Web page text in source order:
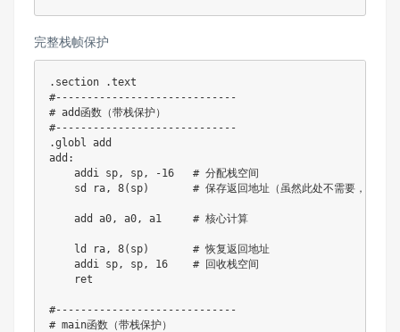
完整栈帧保护
. section .text
#-- -- -- -- -- -- -- -- -- -- -- -- -- -- -
# add函数（带栈保护）
#-- -- -- -- -- -- -- -- -- -- -- -- -- -- -
.globl add
add :
    addi sp
, sp, -16
   # 分配栈空间
    sd ra
, 8( sp)
# 保存返回地址（虽然此处不需要，但演示
    add a0
, a0, a1     # 核心计算
    ld ra
, 8( sp)
       # 恢复返回地址
    addi sp
, sp, 16
    # 回收栈空间
    ret
#-- -- -- -- -- -- -- -- -- -- -- -- -- -- -
# main函数（带栈保护）